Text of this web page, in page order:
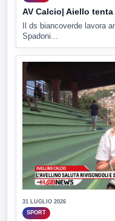
AV Calcio| Aiello
Il ds biancoverde lavora
Spadoni...
31 LUGLIO 2026
SPORT